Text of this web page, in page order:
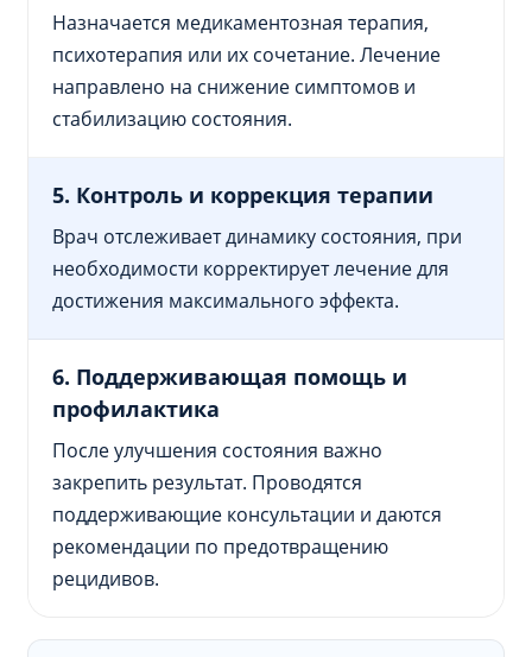
Назначается медикаментозная терапия,
психотерапия или их сочетание. Лечение
направлено на снижение симптомов и
стабилизацию состояния.
5. Контроль и коррекция терапии
Врач отслеживает динамику состояния, при
необходимости корректирует лечение для
достижения максимального эффекта.
6. Поддерживающая помощь и
профилактика
После улучшения состояния важно
закрепить результат. Проводятся
поддерживающие консультации и даются
рекомендации по предотвращению
рецидивов.